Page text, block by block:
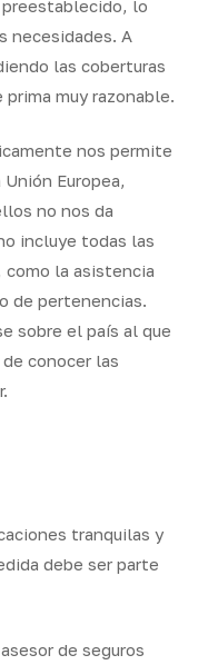
lo
necesidades. A
las coberturas
muy razonable.
nos permite
Europea,
no nos da
incluye todas las
como la asistencia
de pertenencias.
sobre el país al que
de conocer las
tranquilas y
debe ser parte
de seguros